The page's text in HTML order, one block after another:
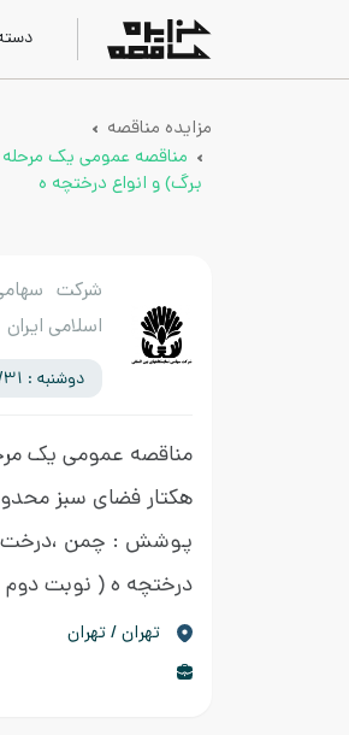
مزایده مناقصه
برگ) و انواع درختچه ه
شرکت
اسلامی ایران
دوشنبه : 1404/06/31
هکتار فضای سبز
پوشش : چمن ،درخت
درختچه ه( نوبت دوم
تهران / تهران